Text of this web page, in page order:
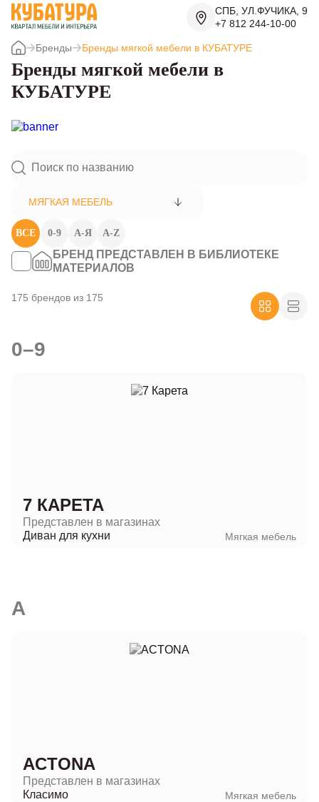
СПБ, УЛ.ФУЧИКА, 9
+7 812 244-10-00
Бренды Бренды мягкой мебели в КУБАТУРЕ
Бренды мягкой мебели в
КУБАТУРЕ
МЯГКАЯ МЕБЕЛЬ
ВСЕ 0-9 А-Я A-Z
БРЕНД ПРЕДСТАВЛЕН В БИБЛИОТЕКЕ
МАТЕРИАЛОВ
175 брендов из 175
0–9
7 КАРЕТА
Представлен в магазинах
Диван для кухни
Мягкая мебель
A
ACTONA
Представлен в магазинах
Класимо
Мягкая мебель